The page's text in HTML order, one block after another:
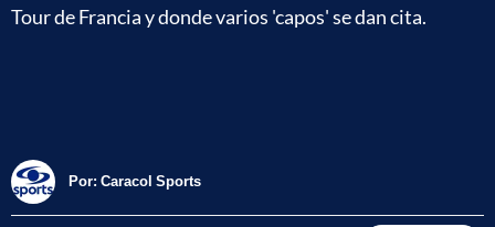
Tour de Francia y donde varios 'capos' se dan cita.
Por: Caracol Sports